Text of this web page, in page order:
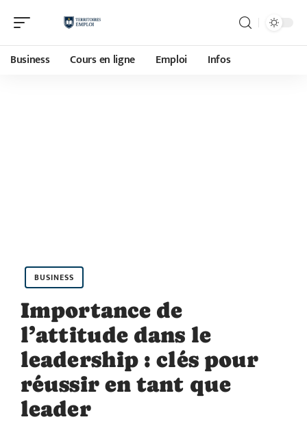
Business Cours en ligne Emploi Infos
BUSINESS
Importance de
l’attitude dans le
leadership : clés pour
réussir en tant que
leader